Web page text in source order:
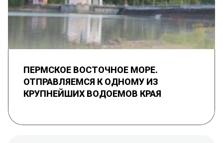
ПЕРМСКОЕ ВОСТОЧНОЕ МОРЕ.
ОТПРАВЛЯЕМСЯ К ОДНОМУ ИЗ
КРУПНЕЙШИХ ВОДОЕМОВ КРАЯ